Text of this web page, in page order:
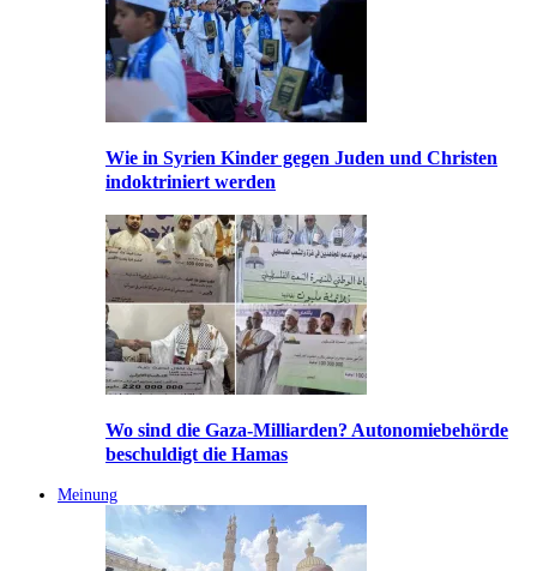
Wie in Syrien Kinder gegen Juden und Christen
indoktriniert werden
Wo sind die Gaza-Milliarden? Autonomiebehörde
beschuldigt die Hamas
Meinung